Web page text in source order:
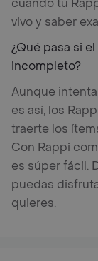
cuando tu
vivo y saber
¿Qué pasa si
incompleto?
Aunque
es así, los
traerte los
Con Rappi
es súper fácil.
puedas
quieres.